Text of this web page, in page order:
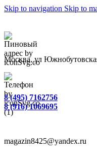
Skip to navigation Skip to
Москва, ул
8 (495) 7162756
8 (916) 1069695
magazin8425@yandex.ru